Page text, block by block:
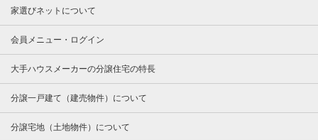
家選びネットについて
会員メニュー・ログイン
大手ハウスメーカーの分譲住宅の特長
分譲一戸建て（建売物件）について
分譲宅地（土地物件）について